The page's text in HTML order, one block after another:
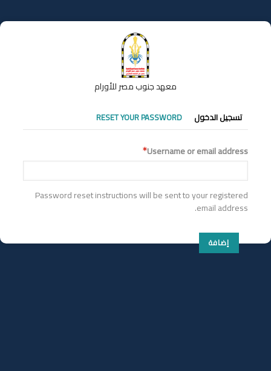
إلى
المحتوى
معهد جنوب مصر للأورام
التبويبات
الأساسية
تسجيل الدخول RESET YOUR PASSWORD
Username or email address
Password reset instructions will be sent to your registered
email address.